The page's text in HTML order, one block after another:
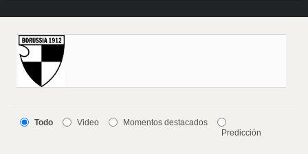
Todo Video
Momentos destacados
Predicción